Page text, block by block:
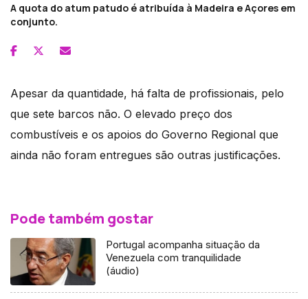
A quota do atum patudo é atribuída à Madeira e Açores em
conjunto.
Apesar da quantidade, há falta de profissionais, pelo
que sete barcos não. O elevado preço dos
combustíveis e os apoios do Governo Regional que
ainda não foram entregues são outras justificações.
Pode também gostar
Portugal acompanha situação da
Venezuela com tranquilidade
(áudio)